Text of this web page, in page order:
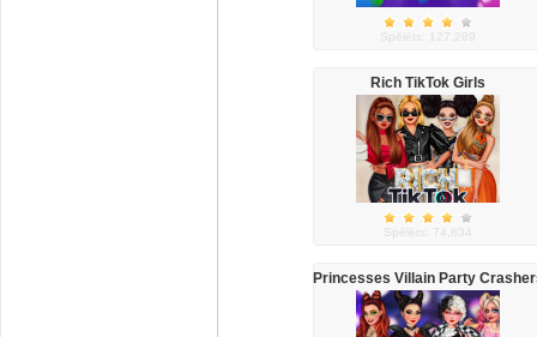
Spēlēts: 127,289
Rich TikTok Girls
Spēlēts: 74,834
Princesses Villain Party